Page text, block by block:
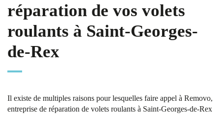
réparation de vos volets
roulants à Saint-Georges-
de-Rex
Il existe de multiples raisons pour lesquelles faire appel à Removo,
entreprise de réparation de volets roulants à Saint-Georges-de-Rex